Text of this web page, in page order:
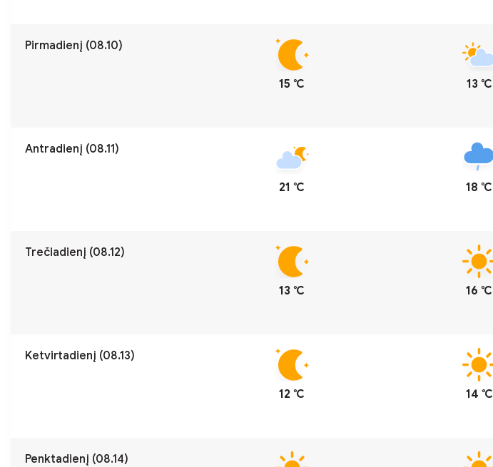
Pirmadienį (08.10)
15 ℃ 13 ℃
Antradienį (08.11)
21 ℃ 18 ℃
Trečiadienį (08.12)
13 ℃ 16 ℃
Ketvirtadienį (08.13)
12 ℃ 14 ℃
Penktadienį (08.14)